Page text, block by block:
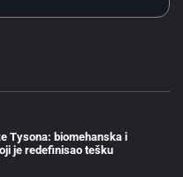
Tysona: biomehanska i
je redefinisao tešku